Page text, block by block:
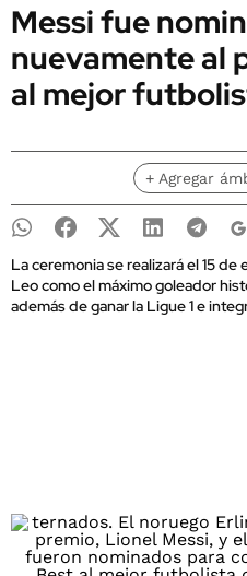
Messi fue
nuevamente al
al mejor
+ Agregar
La ceremonia se realizará el 15
Leo como el máximo goleador
además de ganar la Ligue 1 e